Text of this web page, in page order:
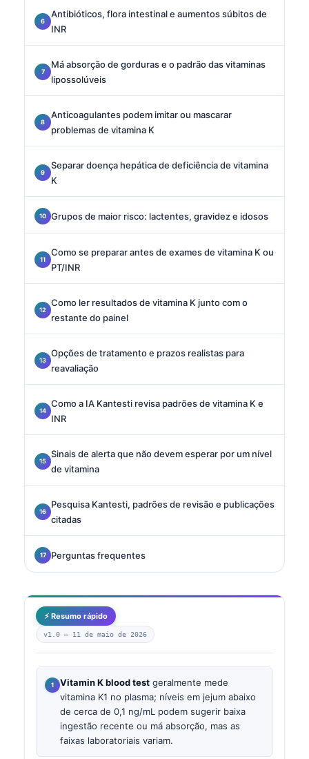
Antibióticos, flora intestinal e aumentos súbitos de
INR
Má absorção de gorduras e o padrão das vitaminas
lipossolúveis
Anticoagulantes podem imitar ou mascarar
problemas de vitamina K
Separar doença hepática de deficiência de vitamina
K
Grupos de maior risco: lactentes, gravidez e idosos
Como se preparar antes de exames de vitamina K ou
PT/INR
Como ler resultados de vitamina K junto com o
restante do painel
Opções de tratamento e prazos realistas para
reavaliação
Como a IA Kantesti revisa padrões de vitamina K e
INR
Sinais de alerta que não devem esperar por um nível
de vitamina
Pesquisa Kantesti, padrões de revisão e publicações
citadas
Perguntas frequentes
⚡ Resumo rápido
v1.0 — 11 de maio de 2026
Vitamin K blood test geralmente mede
vitamina K1 no plasma; níveis em jejum abaixo
de cerca de 0,1 ng/mL podem sugerir baixa
ingestão recente ou má absorção, mas as
faixas laboratoriais variam.